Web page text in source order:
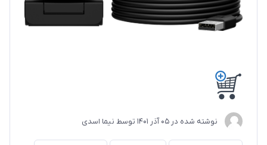
نوشته شده در 05 آذر 1401 توسط نیما اسدی